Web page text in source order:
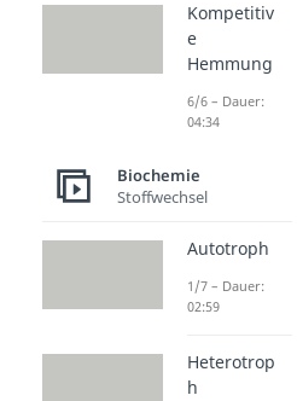
Das ATP ist ein
einer Base
Phosphatrest,
Energieträger
DNA.Die
zweiten und
energiereich.
entstehen
Kompetitiv
e
Hemmung
6/6 – Dauer:
04:34
Biochemie
Stoffwechsel
Autotroph
1/7 – Dauer:
02:59
Heterotrop
h